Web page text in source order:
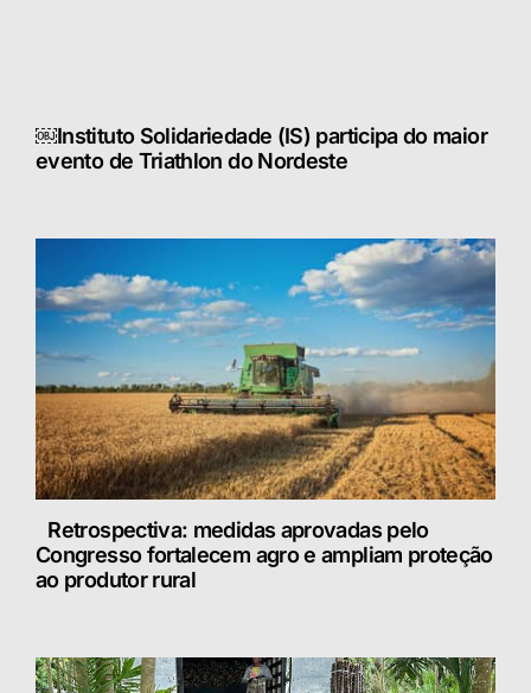
￼Instituto Solidariedade (IS) participa do maior
evento de Triathlon do Nordeste
Retrospectiva: medidas aprovadas pelo
Congresso fortalecem agro e ampliam proteção
ao produtor rural